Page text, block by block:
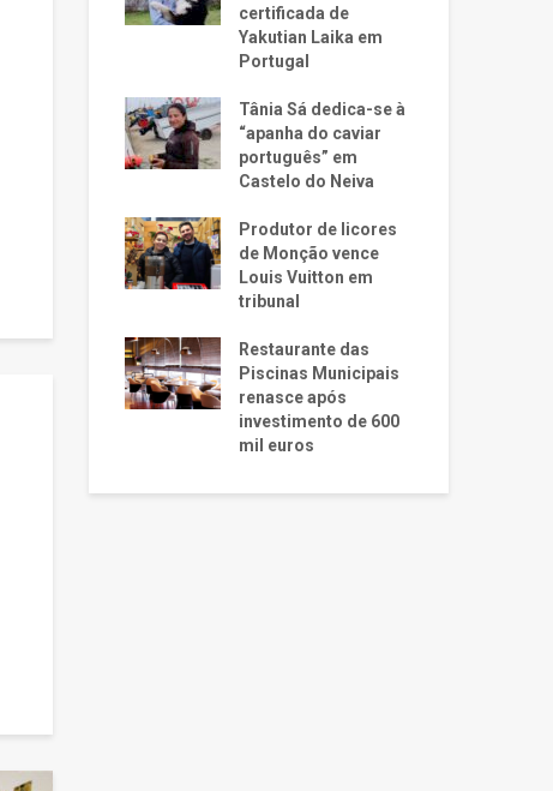
certificada de
Yakutian Laika em
Portugal
Tânia Sá dedica-se à
“apanha do caviar
português” em
Castelo do Neiva
Produtor de licores
de Monção vence
Louis Vuitton em
tribunal
Restaurante das
Piscinas Municipais
renasce após
investimento de 600
mil euros